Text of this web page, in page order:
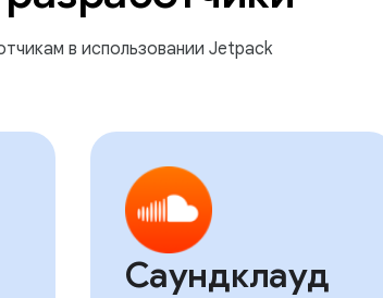
в использовании Jetpack
Саундклауд